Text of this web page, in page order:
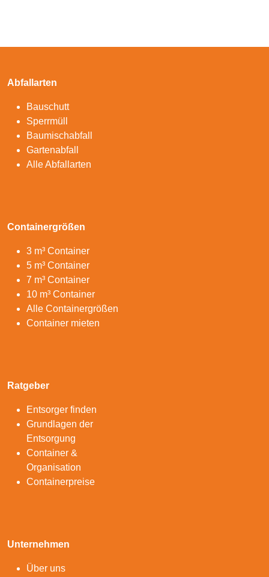
Abfallarten
Bauschutt
Sperrmüll
Baumischabfall
Gartenabfall
Alle Abfallarten
Containergrößen
3 m³ Container
5 m³ Container
7 m³ Container
10 m³ Container
Alle Containergrößen
Container mieten
Ratgeber
Entsorger finden
Grundlagen der
Entsorgung
Container &
Organisation
Containerpreise
Unternehmen
Über uns